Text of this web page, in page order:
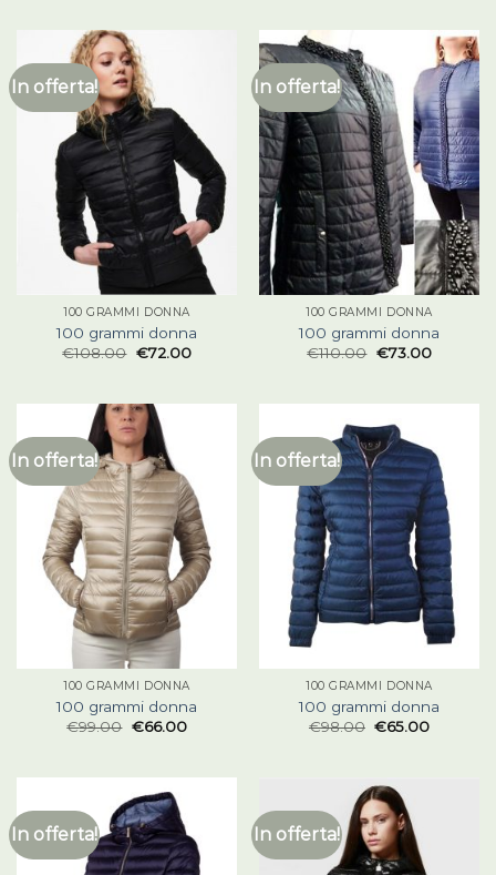
In offerta!
100 GRAMMI DONNA
100 grammi donna
€108.00 €72.00
In offerta!
100 GRAMMI DONNA
100 grammi donna
€110.00 €73.00
In offerta!
100 GRAMMI DONNA
100 grammi donna
€99.00 €66.00
In offerta!
100 GRAMMI DONNA
100 grammi donna
€98.00 €65.00
In offerta! In offerta!